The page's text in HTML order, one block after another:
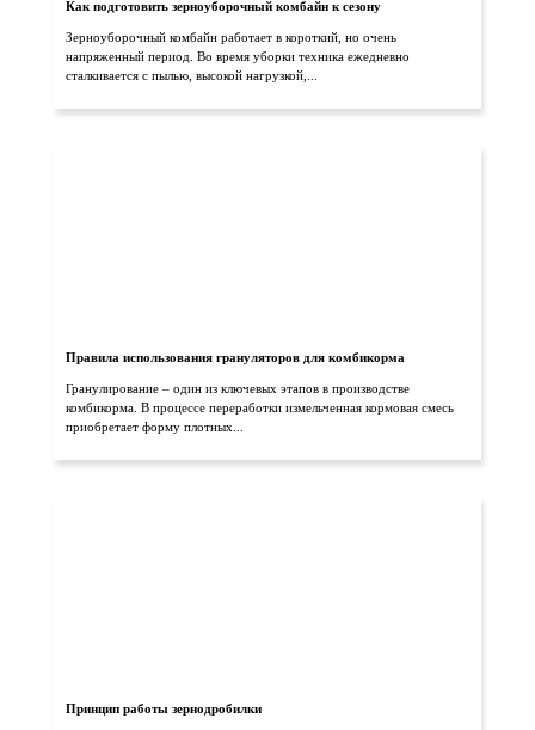
Как подготовить зерноуборочный комбайн к сезону
Зерноуборочный комбайн работает в короткий, но очень
напряженный период. Во время уборки техника ежедневно
сталкивается с пылью, высокой нагрузкой,...
Правила использования грануляторов для комбикорма
Гранулирование – один из ключевых этапов в производстве
комбикорма. В процессе переработки измельченная кормовая смесь
приобретает форму плотных...
Принцип работы зернодробилки